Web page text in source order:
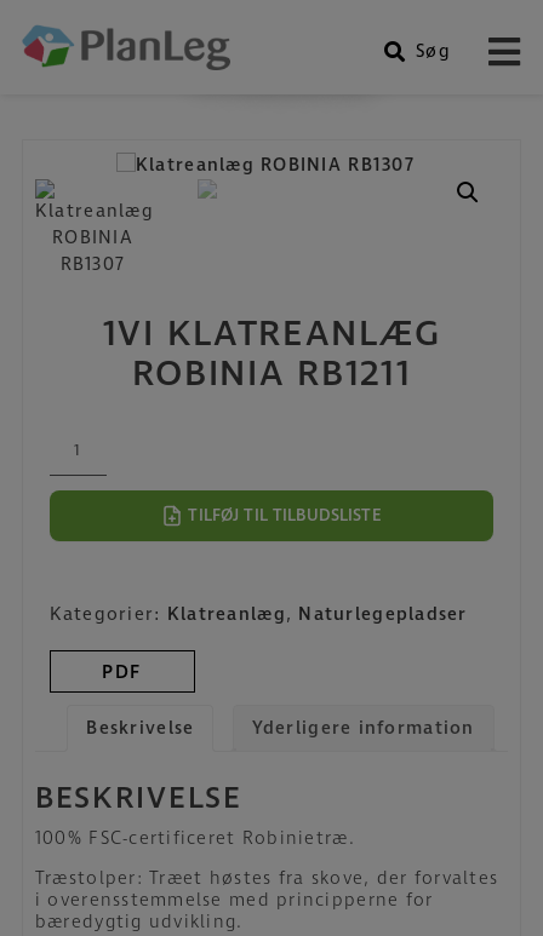
Søg
Produkter
1VI KLATREANLÆG
ROBINIA RB1211
ROBINIA
antal
TILFØJ TIL TILBUDSLISTE
Kategorier: Klatreanlæg, Naturlegepladser
PDF
Beskrivelse Yderligere information
BESKRIVELSE
100% FSC-certificeret Robinietræ.
Træstolper: Træet høstes fra skove, der forvaltes
i overensstemmelse med principperne for
bæredygtig udvikling.